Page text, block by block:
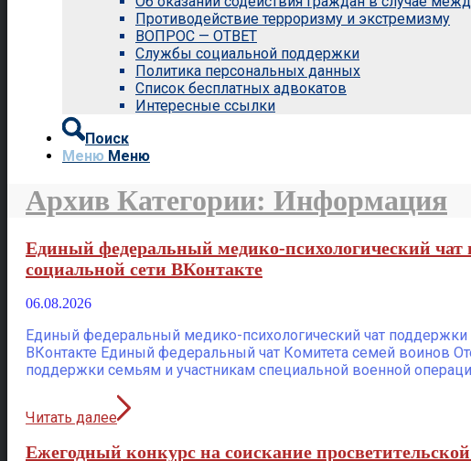
Противодействие терроризму и экстремизму
ВОПРОС — ОТВЕТ
Службы социальной поддержки
Политика персональных данных
Список бесплатных адвокатов
Интересные ссылки
Поиск
Меню Меню
Архив Категории: Информация
Единый федеральный медико-психологический
социальной сети ВКонтакте
06.08.2026
Единый федеральный медико-психологический чат поддержки
ВКонтакте Единый федеральный чат Комитета семей воинов
поддержки семьям и участникам специальной военной
Читать далее
Ежегодный конкурс на соискание